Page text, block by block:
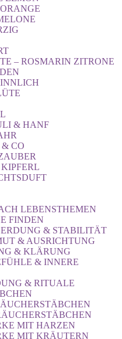
– ROSMARIN ZITRONE
& HANF
CO
LEBENSTHEMEN
FINDEN
& STABILITÄT
& AUSRICHTUNG
& KLÄRUNG
& INNERE
& RITUALE
MIT HARZEN
MIT KRÄUTERN